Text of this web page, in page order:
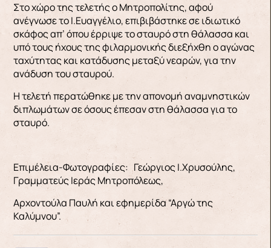
Στο χώρο της τελετής ο Μητροπολίτης, αφού
ανέγνωσε το Ι.Ευαγγέλιο, επιβιβάστηκε σε ιδιωτικό
σκάφος απ’ όπου έρριψε το σταυρό στη θάλασσα και
υπό τους ήχους της φιλαρμονικής διεξήχθη ο αγώνας
ταχύτητας και κατάδυσης μεταξύ νεαρών, για την
ανάδυση του σταυρού.
Η τελετή περατώθηκε με την απονομή αναμνηστικών
διπλωμάτων σε όσους έπεσαν στη θάλασσα για το
σταυρό.
Επιμέλεια-Φωτογραφίες: Γεώργιος Ι.Χρυσούλης,
Γραμματεύς Ιεράς Μητροπόλεως,
Αρχοντούλα Παυλή και εφημερίδα “Αργώ της
Καλύμνου”.